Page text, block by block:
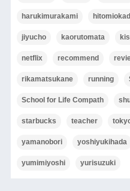
harukimurakami
jiyucho kaorutomata
netflix recommend
rikamatsukane running
School for Life Compath
starbucks teacher
yamanobori yoshiyukihada
yumimiyoshi yurisuzuki